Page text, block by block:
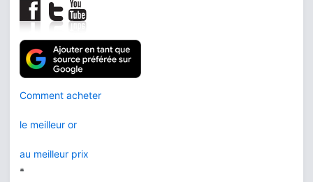
Comment acheter
le meilleur or
au meilleur prix
*